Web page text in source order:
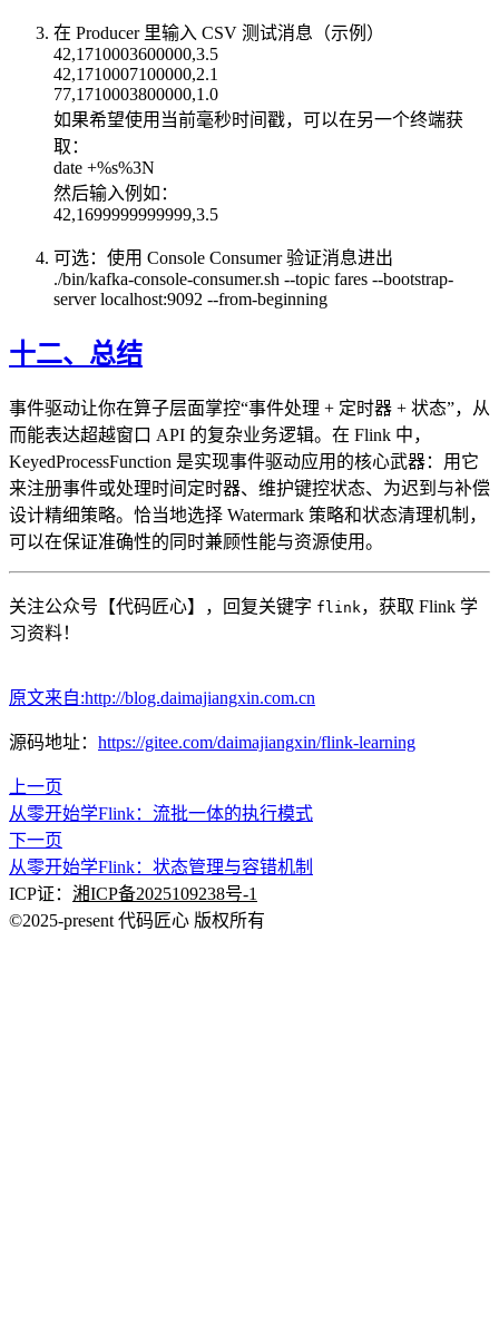
在 Producer 里输入 CSV 测试消息（示例）
42,1710003600000,3.5
42,1710007100000,2.1
77,1710003800000,1.0
如果希望使用当前毫秒时间戳，可以在另一个终端获
取：
date +%s%3N
然后输入例如：
42,1699999999999,3.5
可选：使用 Console Consumer 验证消息进出
./bin/kafka-console-consumer.sh --topic fares --bootstrap-
server localhost:9092 --from-beginning
十二、总结
事件驱动让你在算子层面掌控“事件处理 + 定时器 + 状态”，从
而能表达超越窗口 API 的复杂业务逻辑。在 Flink 中，
KeyedProcessFunction 是实现事件驱动应用的核心武器：用它
来注册事件或处理时间定时器、维护键控状态、为迟到与补偿
设计精细策略。恰当地选择 Watermark 策略和状态清理机制，
可以在保证准确性的同时兼顾性能与资源使用。
关注公众号【代码匠心】，回复关键字 flink ，获取 Flink 学
习资料！
原文来自:http://blog.daimajiangxin.com.cn
源码地址： https://gitee.com/daimajiangxin/flink-learning
上一页
从零开始学Flink：流批一体的执行模式
下一页
从零开始学Flink：状态管理与容错机制
ICP证： 湘ICP备2025109238号-1
©2025-present 代码匠心 版权所有